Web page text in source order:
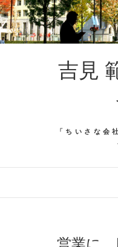
吉見
「ちいさな会
営業に